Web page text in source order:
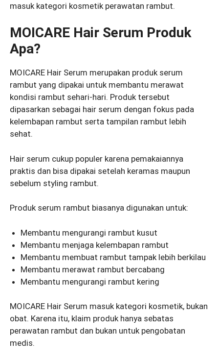
masuk kategori kosmetik perawatan rambut.
MOICARE Hair Serum Produk
Apa?
MOICARE Hair Serum merupakan produk serum
rambut yang dipakai untuk membantu merawat
kondisi rambut sehari-hari. Produk tersebut
dipasarkan sebagai hair serum dengan fokus pada
kelembapan rambut serta tampilan rambut lebih
sehat.
Hair serum cukup populer karena pemakaiannya
praktis dan bisa dipakai setelah keramas maupun
sebelum styling rambut.
Produk serum rambut biasanya digunakan untuk:
Membantu mengurangi rambut kusut
Membantu menjaga kelembapan rambut
Membantu membuat rambut tampak lebih berkilau
Membantu merawat rambut bercabang
Membantu mengurangi rambut kering
MOICARE Hair Serum masuk kategori kosmetik, bukan
obat. Karena itu, klaim produk hanya sebatas
perawatan rambut dan bukan untuk pengobatan
medis.